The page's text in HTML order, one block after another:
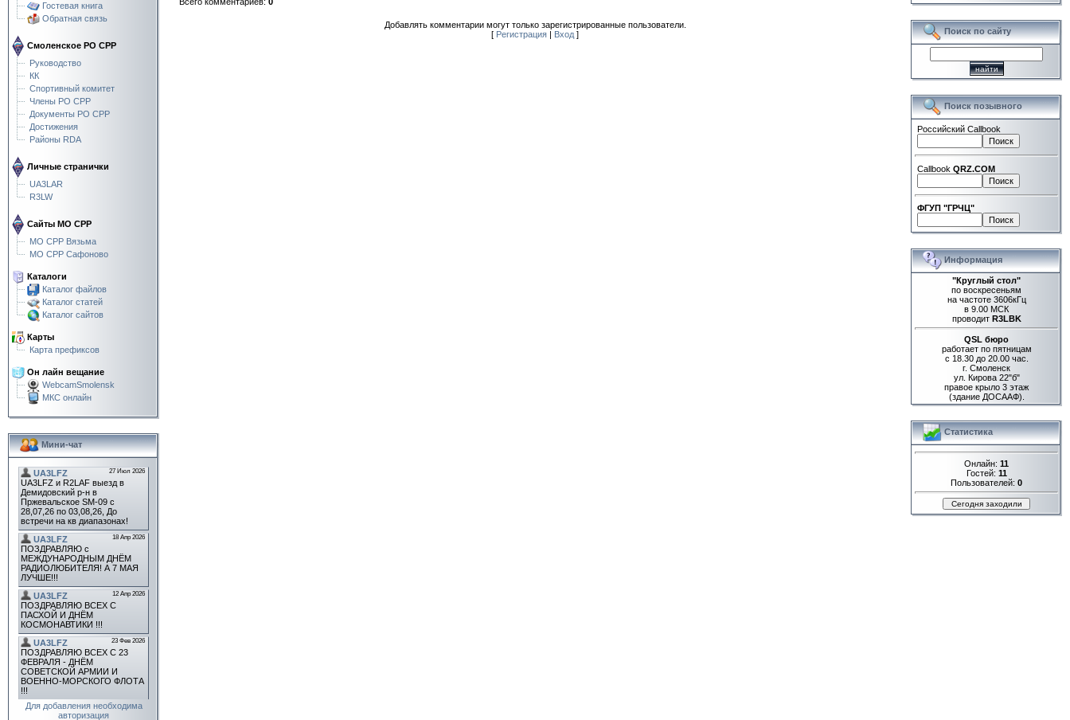
Гостевая книга
Обратная связь
Смоленское РО СРР
Руководство
КК
Спортивный комитет
Члены РО СРР
Документы РО СРР
Достижения
Районы RDA
Личные странички
UA3LAR
R3LW
Сайты МО СРР
МО СРР Вязьма
МО СРР Сафоново
Каталоги
Каталог файлов
Каталог статей
Каталог сайтов
Карты
Карта префиксов
Он лайн вещание
WebcamSmolensk
МКС онлайн
Мини-чат
Для добавления необходима
авторизация
Добавлять комментарии могут только зарегистрированные пользователи.
[ Регистрация | Вход ] Поиск по сайту
Поиск позывного
Российский Callbook
Callbook QRZ.COM
ФГУП "ГРЧЦ"
Информация
"Круглый стол"
по воскресеньям
на частоте 3606кГц
в 9.00 МСК
проводит R3LBK
QSL бюро
работает по пятницам
с 18.30 до 20.00 час.
г. Смоленск
ул. Кирова 22"б"
правое крыло 3 этаж
(здание ДОСААФ).
Статистика
Онлайн: 11
Гостей: 11
Пользователей: 0